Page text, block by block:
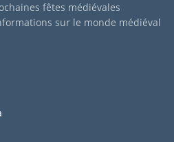
fêtes médiévales
sur le monde médiéval